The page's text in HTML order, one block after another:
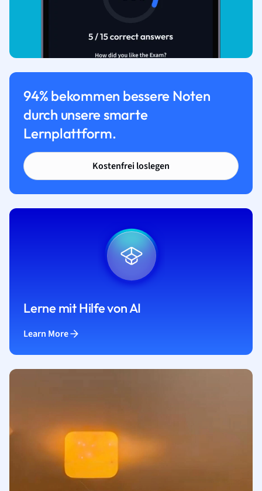
94% bekommen bessere Noten
durch unsere smarte
Lernplattform.
Kostenfrei loslegen
Lerne mit Hilfe von AI
Learn More